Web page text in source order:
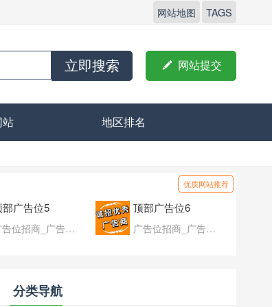
网站地图 TAGS
立即搜索  网站提交
站 地区排名
优质网站推荐
部广告位5
广告位招商_广告位待售
顶部广告位6
广告位招商_广告位待售
分类导航